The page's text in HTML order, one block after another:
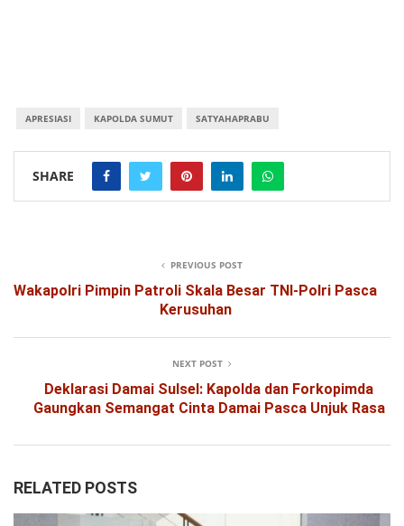
APRESIASI KAPOLDA SUMUT SATYAHAPRABU
SHARE
PREVIOUS POST
Wakapolri Pimpin Patroli Skala Besar TNI-Polri Pasca
Kerusuhan
NEXT POST
Deklarasi Damai Sulsel: Kapolda dan Forkopimda
Gaungkan Semangat Cinta Damai Pasca Unjuk Rasa
RELATED POSTS